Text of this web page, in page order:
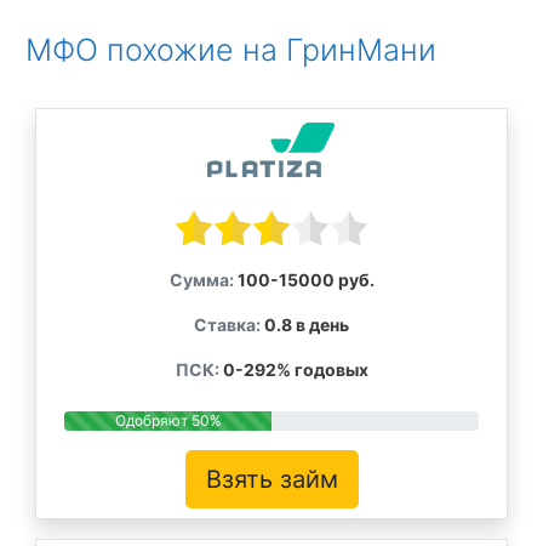
МФО похожие на ГринМани
Сумма: 100-15000 руб.
Ставка: 0.8 в день
ПСК: 0-292% годовых
Одобряют 50%
Взять займ